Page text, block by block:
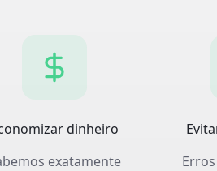
dinheiro
exatamente